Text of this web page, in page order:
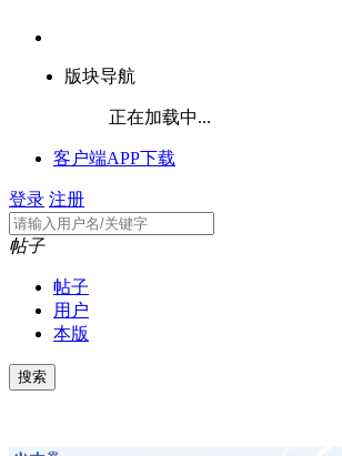
版块导航
正在加载中...
客户端APP下载
登录 注册
帖子
帖子
用户
本版